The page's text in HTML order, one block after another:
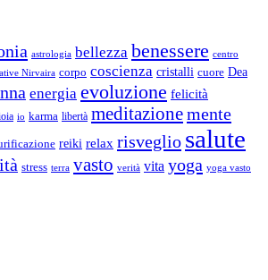
astrologia bellezza benessere centro
Nirvaira corpo coscienza cristalli cuore Dea
energia evoluzione felicità
io karma libertà meditazionemente
reiki relax risveglio salute
stress terra vasto verità vita yoga yoga vasto